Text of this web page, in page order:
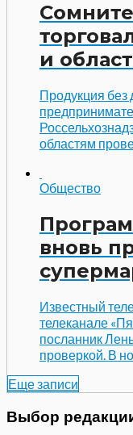
и
Продукция без
областям
Общество
вновь
Известный
телеканале
посланник
проверкой. В
Еще записи
Выбор